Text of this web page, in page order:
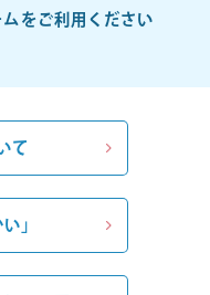
をご利用ください
て
」